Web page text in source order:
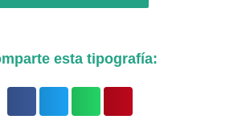
esta tipografía: